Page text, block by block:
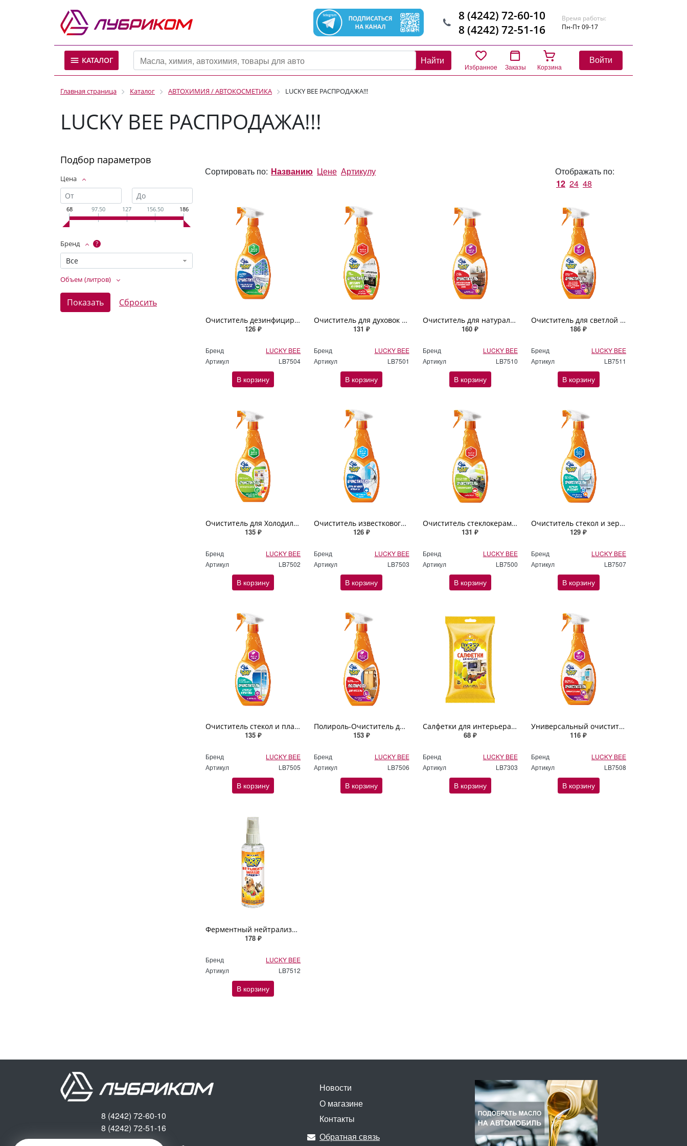
8 (4242) 72-60-10
8 (4242) 72-51-16
Время работы:
Пн-Пт 09-17
КАТАЛОГ Найти
Избранное Заказы Корзина
Войти
Главная страница Каталог АВТОХИМИЯ / АВТОКОСМЕТИКА LUCKY BEE РАСПРОДАЖА!!!
LUCKY BEE РАСПРОДАЖА!!!
Подбор параметров
Цена
68 97.50 127 156.50 186
Бренд ?
Все
Объем (литров)
Сортировать по: Названию Цене Артикулу
Отображать по:
12 24 48
Очиститель дезинфицирующий универсальный Lucky Bee 473мл
126 ₽
Бренд
LUCKY BEE
Артикул
LB7504
В корзину
Очиститель для духовок и микроволновых печей Lucky Bee 500мл
131 ₽
Бренд
LUCKY BEE
Артикул
LB7501
В корзину
Очиститель для натуральной кожи Lucky Bee 473мл
160 ₽
Бренд
LUCKY BEE
Артикул
LB7510
В корзину
Очиститель для светлой натуральной кожи Lucky Bee 473мл
186 ₽
Бренд
LUCKY BEE
Артикул
LB7511
В корзину
Очиститель для Холодильников Lucky Bee 500мл
135 ₽
Бренд
LUCKY BEE
Артикул
LB7502
В корзину
Очиститель известкового налета, следов мыла и ржавчины Lucky Bee 500мл
126 ₽
Бренд
LUCKY BEE
Артикул
LB7503
В корзину
Очиститель стеклокерамических поверхностей Lucky Bee 473мл
131 ₽
Бренд
LUCKY BEE
Артикул
LB7500
В корзину
Очиститель стекол и зеркал "Кристальная чистота" Lucky Bee 473мл
129 ₽
Бренд
LUCKY BEE
Артикул
LB7507
В корзину
Очиститель стекол и пластика Lucky Bee 473мл
135 ₽
Бренд
LUCKY BEE
Артикул
LB7505
В корзину
Полироль-Очиститель для мебели Lucky Bee 473мл
153 ₽
Бренд
LUCKY BEE
Артикул
LB7506
В корзину
Салфетки для интерьера Lucky Bee
68 ₽
Бренд
LUCKY BEE
Артикул
LB7303
В корзину
Универсальный очиститель для интерьера Lucky Bee 473мл
116 ₽
Бренд
LUCKY BEE
Артикул
LB7508
В корзину
Ферментный нейтрализатор запахов Lucky Bee 150мл
178 ₽
Бренд
LUCKY BEE
Артикул
LB7512
В корзину
8 (4242) 72-60-10
8 (4242) 72-51-16
Новости
О магазине
Контакты
Обратная связь